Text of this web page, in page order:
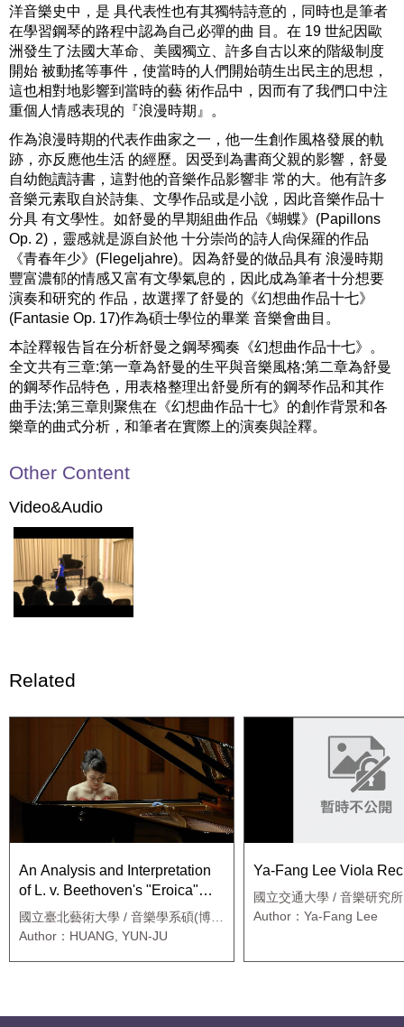
洋音樂史中，是 具代表性也有其獨特詩意的，同時也是筆者
在學習鋼琴的路程中認為自己必彈的曲 目。在 19 世紀因歐
洲發生了法國大革命、美國獨立、許多自古以來的階級制度
開始 被動搖等事件，使當時的人們開始萌生出民主的思想，
這也相對地影響到當時的藝 術作品中，因而有了我們口中注
重個人情感表現的『浪漫時期』。
作為浪漫時期的代表作曲家之一，他一生創作風格發展的軌
跡，亦反應他生活 的經歷。因受到為書商父親的影響，舒曼
自幼飽讀詩書，這對他的音樂作品影響非 常的大。他有許多
音樂元素取自於詩集、文學作品或是小說，因此音樂作品十
分具 有文學性。如舒曼的早期組曲作品《蝴蝶》(Papillons
Op. 2)，靈感就是源自於他 十分崇尚的詩人尙保羅的作品
《青春年少》(Flegeljahre)。因為舒曼的做品具有 浪漫時期
豐富濃郁的情感又富有文學氣息的，因此成為筆者十分想要
演奏和研究的 作品，故選擇了舒曼的《幻想曲作品十七》
(Fantasie Op. 17)作為碩士學位的畢業 音樂會曲目。
本詮釋報告旨在分析舒曼之鋼琴獨奏《幻想曲作品十七》。
全文共有三章:第一章為舒曼的生平與音樂風格;第二章為舒曼
的鋼琴作品特色，用表格整理出舒曼所有的鋼琴作品和其作
曲手法;第三章則聚焦在《幻想曲作品十七》的創作背景和各
樂章的曲式分析，和筆者在實際上的演奏與詮釋。
Other Content
Video&Audio
Related
An Analysis and Interpretation
of L. v. Beethoven's "Eroica"
Variation, Op. 35
國立臺北藝術大學 / 音樂學系碩(博)
士班
Author：HUANG, YUN-JU
Ya-Fang Lee Viola
國立交通大學 / 音樂研究所
Author：Ya-Fang Lee